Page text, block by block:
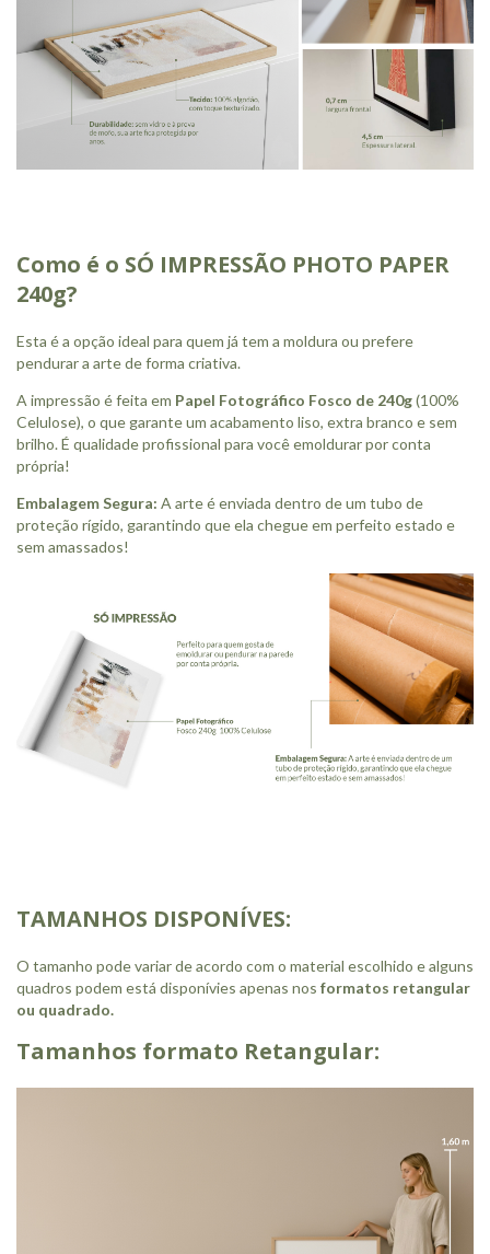
Como é o SÓ IMPRESSÃO PHOTO PAPER
240g?
Esta é a opção ideal para quem já tem a moldura ou prefere
pendurar a arte de forma criativa.
A impressão é feita em Papel Fotográfico Fosco de 240g(100%
Celulose), o que garante um acabamento liso, extra branco e sem
brilho. É qualidade profissional para você emoldurar por conta
própria!
Embalagem Segura: A arte é enviada dentro de um tubo de
proteção rígido, garantindo que ela chegue em perfeito estado e
sem amassados!
TAMANHOS DISPONÍVES:
O tamanho pode variar de acordo com o material escolhido e alguns
quadros podem está disponívies apenas nos formatos retangular
ou quadrado.
Tamanhos formato Retangular: